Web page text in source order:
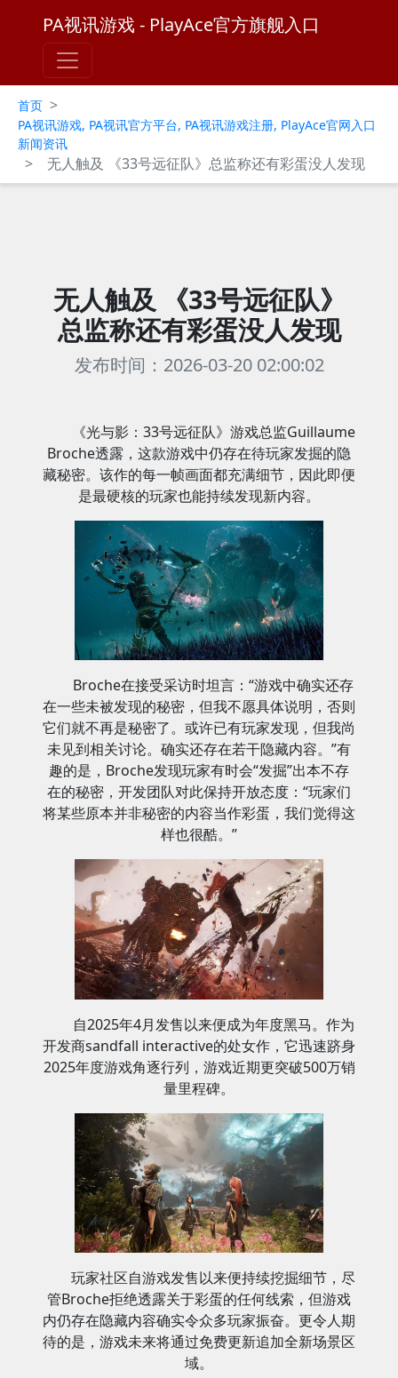
PA视讯游戏 - PlayAce官方旗舰入口
首页 >
PA视讯游戏, PA视讯官方平台, PA视讯游戏注册, PlayAce官网入口
新闻资讯
> 无人触及 《33号远征队》总监称还有彩蛋没人发现
无人触及 《33号远征队》
总监称还有彩蛋没人发现
发布时间：2026-03-20 02:00:02
《光与影：33号远征队》游戏总监Guillaume
Broche透露，这款游戏中仍存在待玩家发掘的隐
藏秘密。该作的每一帧画面都充满细节，因此即便
是最硬核的玩家也能持续发现新内容。
Broche在接受采访时坦言：“游戏中确实还存
在一些未被发现的秘密，但我不愿具体说明，否则
它们就不再是秘密了。或许已有玩家发现，但我尚
未见到相关讨论。确实还存在若干隐藏内容。”有
趣的是，Broche发现玩家有时会“发掘”出本不存
在的秘密，开发团队对此保持开放态度：“玩家们
将某些原本并非秘密的内容当作彩蛋，我们觉得这
样也很酷。”
自2025年4月发售以来便成为年度黑马。作为
开发商sandfall interactive的处女作，它迅速跻身
2025年度游戏角逐行列，游戏近期更突破500万销
量里程碑。
玩家社区自游戏发售以来便持续挖掘细节，尽
管Broche拒绝透露关于彩蛋的任何线索，但游戏
内仍存在隐藏内容确实令众多玩家振奋。更令人期
待的是，游戏未来将通过免费更新追加全新场景区
域。